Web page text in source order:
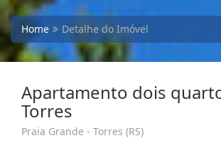
Home Detalhe do Imóvel
Apartamento dois
Torres
Praia Grande - Torres (RS)